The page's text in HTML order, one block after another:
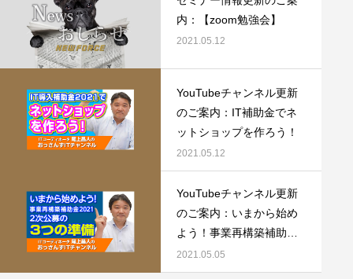
内：【zoom勉強会】
2021.05.12
YouTubeチャンネル更新
のご案内：IT補助金でネ
ットショップを作ろう！
2021.05.12
YouTubeチャンネル更新
のご案内：いまから始め
よう！事業再構築補助金
2021 2次公募の3つの準備
2021.05.05